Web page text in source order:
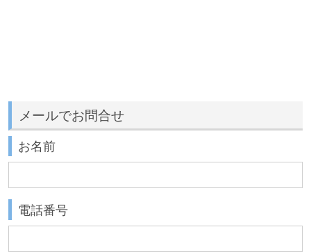
メールでお問合せ
お名前
電話番号